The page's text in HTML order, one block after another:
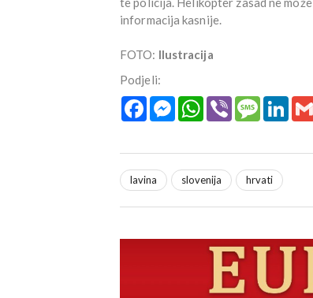
informacija kasnije.
FOTO: Ilustracija
Podjeli:
FacebookMessengerWhatsApp
Viber Message
lavina slovenija hrvati